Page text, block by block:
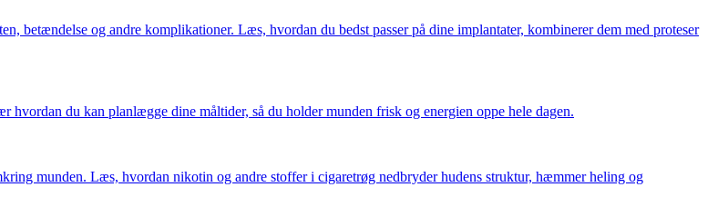
betændelse og andre komplikationer. Læs, hvordan du bedst passer på dine implantater, kombinerer dem med proteser
du kan planlægge dine måltider, så du holder munden frisk og energien oppe hele dagen.
munden. Læs, hvordan nikotin og andre stoffer i cigaretrøg nedbryder hudens struktur, hæmmer heling og